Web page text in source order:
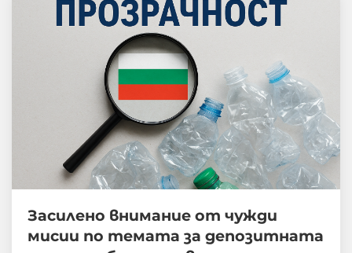
Засилено внимание от чужди
мисии по темата за депозитната